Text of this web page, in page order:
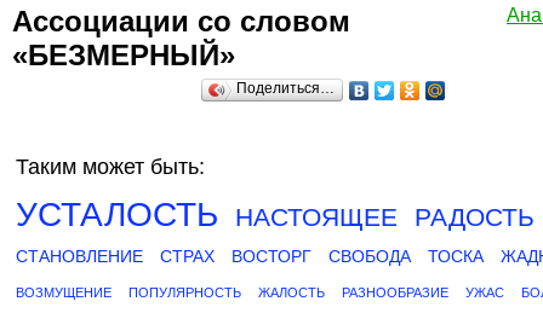
Ассоциации со словом
«БЕЗМЕРНЫЙ»
Поделиться…
Таким может быть:
УСТАЛОСТЬ НАСТОЯЩЕЕ РАДОСТЬ
СТАНОВЛЕНИЕ СТРАХ ВОСТОРГ СВОБОДА ТОСКА
ВОЗМУЩЕНИЕ ПОПУЛЯРНОСТЬ ЖАЛОСТЬ РАЗНООБРАЗИЕ УЖАС